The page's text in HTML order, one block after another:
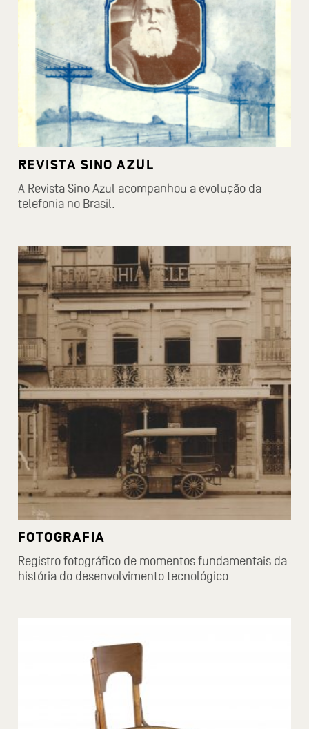
REVISTA SINO AZUL
A Revista Sino Azul acompanhou a evolução da
telefonia no Brasil.
FOTOGRAFIA
Registro fotográfico de momentos fundamentais da
história do desenvolvimento tecnológico.